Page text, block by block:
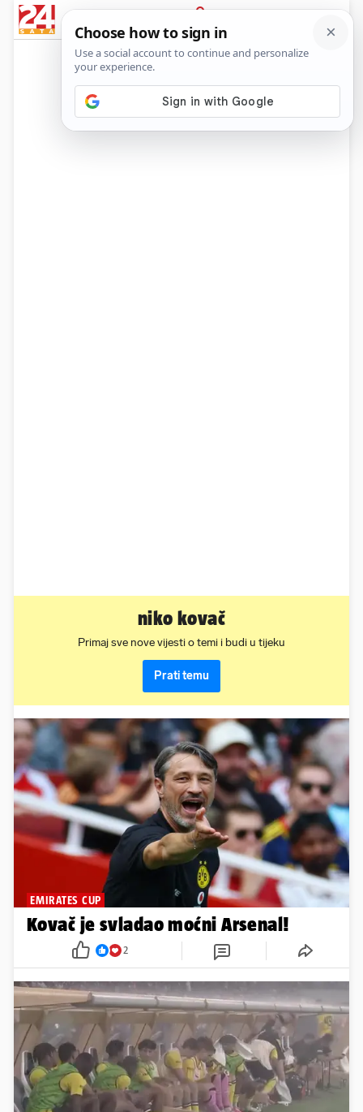
PRIJAVA
News
niko kovač
Primaj sve nove vijesti o temi i budi u tijeku
Prati temu
EMIRATES CUP
Kovač je svladao moćni Arsenal!
2